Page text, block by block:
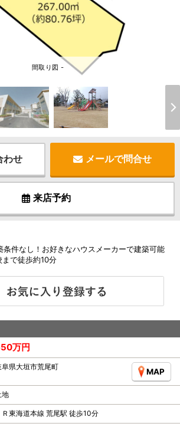
間取り図 -
わせ メールで問合せ
来店予約
件なし！お好きなハウスメーカーで建築可能
で徒歩約10分
万円
阜県大垣市荒尾町
MAP
地
Ｒ東海道本線 荒尾駅 徒歩10分